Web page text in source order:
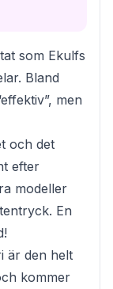
som Ekulfs
Bland
men
och det
efter
modeller
En
är den helt
kommer